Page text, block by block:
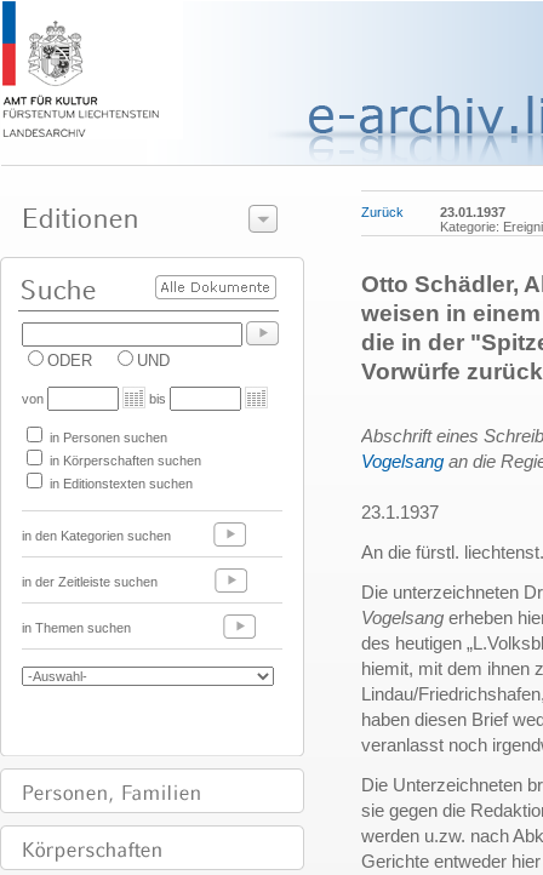
ODER UND
von bis
in Personen suchen
in Körperschaften suchen
in Editionstexten suchen
in den Kategorien suchen
in der Zeitleiste suchen
in Themen suchen
Zurück
23.01.1937
Kategorie:
Otto Schädler,
weisen in
die in der
Vorwürfe zurück
Abschrift eines
Vogelsang an die
23.1.1937
An die fürstl.
Die unterzeichneten
Vogelsang erheben
des heutigen
hiemit, mit dem ihnen
Lindau/
haben diesen Brief
veranlasst noch
Die Unterzeichneten
sie gegen die
werden u.zw. nach
Gerichte entweder